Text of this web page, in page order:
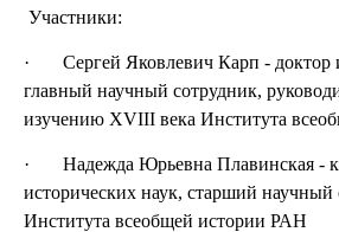
Участники:
· Сергей Яковлевич Карп - доктор
главный научный сотрудник,
изучению XVIII века Института
· Надежда Юрьевна Плавинская -
исторических наук, старший научный
Института всеобщей истории РАН